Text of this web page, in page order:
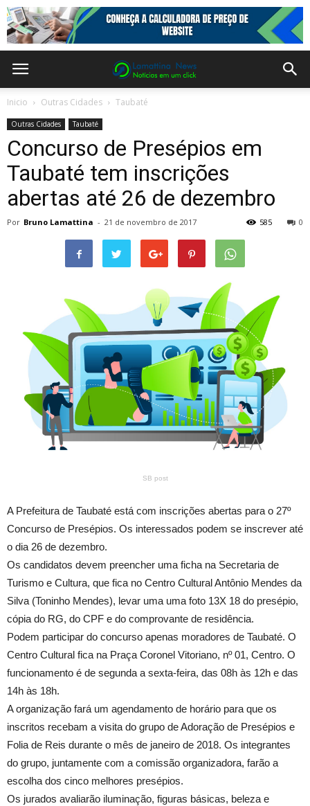
Inicio Outras Cidades Taubaté
Outras Cidades Taubaté
Concurso de Presépios em
Taubaté tem inscrições
abertas até 26 de dezembro
Por Bruno Lamattina - 21 de novembro de 2017 0
585
SB post
A Prefeitura de Taubaté está com inscrições abertas para o 27º
Concurso de Presépios. Os interessados podem se inscrever até
o dia 26 de dezembro.
Os candidatos devem preencher uma ficha na Secretaria de
Turismo e Cultura, que fica no Centro Cultural Antônio Mendes da
Silva (Toninho Mendes), levar uma uma foto 13X 18 do presépio,
cópia do RG, do CPF e do comprovante de residência.
Podem participar do concurso apenas moradores de Taubaté. O
Centro Cultural fica na Praça Coronel Vitoriano, nº 01, Centro. O
funcionamento é de segunda a sexta-feira, das 08h às 12h e das
14h às 18h.
A organização fará um agendamento de horário para que os
inscritos recebam a visita do grupo de Adoração de Presépios e
Folia de Reis durante o mês de janeiro de 2018. Os integrantes
do grupo, juntamente com a comissão organizadora, farão a
escolha dos cinco melhores presépios.
Os jurados avaliarão iluminação, figuras básicas, beleza e